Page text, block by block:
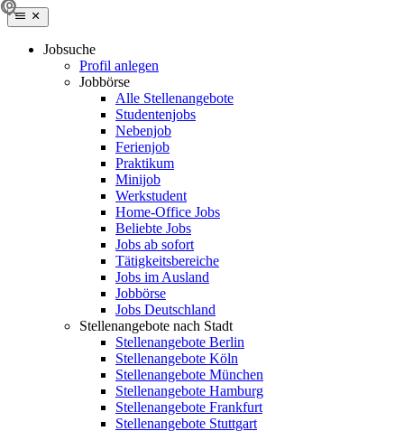
Jobsuche
Profil anlegen
Jobbörse
Alle Stellenangebote
Studentenjobs
Nebenjob
Ferienjob
Praktikum
Minijob
Werkstudent
Home-Office Jobs
Beliebte Jobs
Jobs ab sofort
Tätigkeitsbereiche
Jobs im Ausland
Jobbörse
Jobs Deutschland
Stellenangebote nach Stadt
Stellenangebote Berlin
Stellenangebote Köln
Stellenangebote München
Stellenangebote Hamburg
Stellenangebote Frankfurt
Stellenangebote Stuttgart